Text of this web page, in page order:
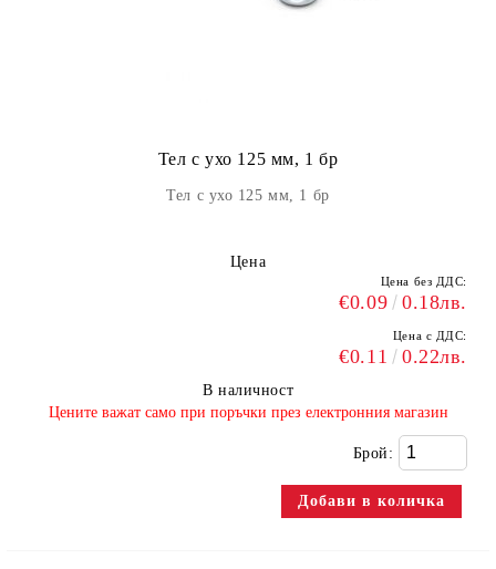
Тел с ухо 125 мм, 1 бр
Тел с ухо 125 мм, 1 бр
Цена
Цена без ДДС:
€0.09 0.18лв.
Цена с ДДС:
€0.11 0.22лв.
В наличност
​Цените важат само при поръчки през електронния магазин
Брой: